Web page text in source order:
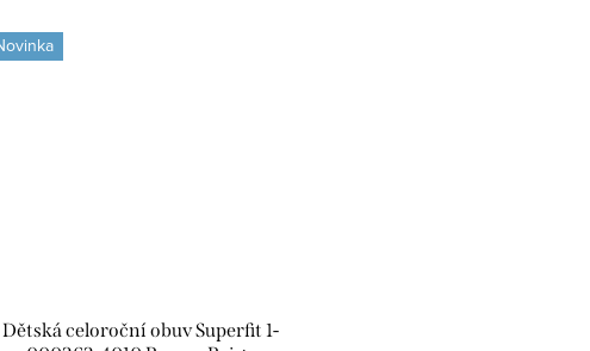
Dětská celoroční obuv Superfit 1-